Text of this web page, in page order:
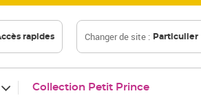
rapides Changer de site : Particulier
Collection Petit Prince